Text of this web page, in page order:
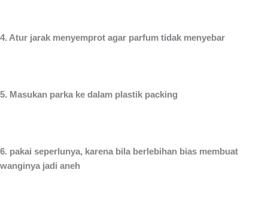
4. Atur jarak menyemprot agar parfum tidak menyebar
5. Masukan parka ke dalam plastik packing
6. pakai seperlunya, karena bila berlebihan bias membuat
wanginya jadi aneh